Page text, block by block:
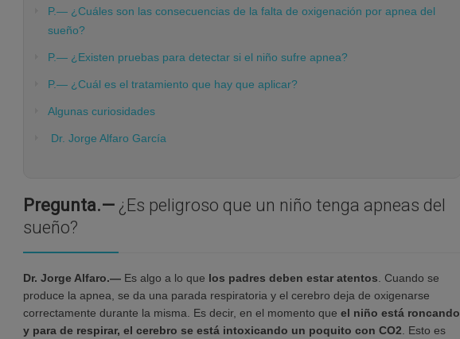
P.— ¿Cuáles son las consecuencias de la falta de oxigenación por apnea del
sueño?
P.— ¿Existen pruebas para detectar si el niño sufre apnea?
P.— ¿Cuál es el tratamiento que hay que aplicar?
Algunas curiosidades
Dr. Jorge Alfaro García
Pregunta.— ¿Es peligroso que un niño tenga apneas del
sueño?
Dr. Jorge Alfaro.— Es algo a lo que los padres deben estar atentos . Cuando se
produce la apnea, se da una parada respiratoria y el cerebro deja de oxigenarse
correctamente durante la misma. Es decir, en el momento que el niño está roncando
y para de respirar, el cerebro se está intoxicando un poquito con CO2 . Esto es